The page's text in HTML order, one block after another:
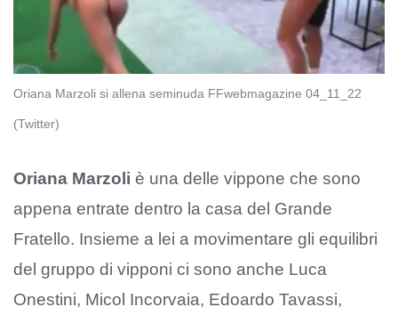
Oriana Marzoli si allena seminuda FFwebmagazine 04_11_22
(Twitter)
Oriana Marzoli è una delle vippone che sono
appena entrate dentro la casa del Grande
Fratello. Insieme a lei a movimentare gli equilibri
del gruppo di vipponi ci sono anche Luca
Onestini, Micol Incorvaia, Edoardo Tavassi,